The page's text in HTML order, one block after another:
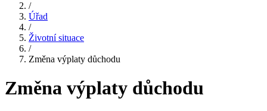
/
Úřad
/
Životní situace
/
Změna výplaty důchodu
Změna výplaty důchodu